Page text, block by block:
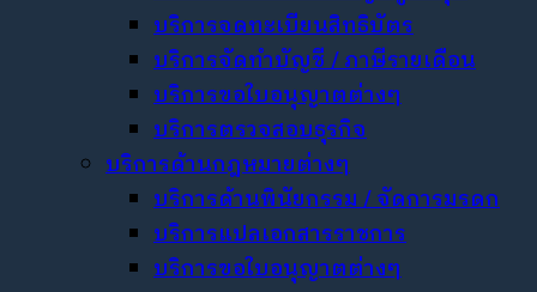
บริการจดทะเบียนสิทธิบัตร
บริการจัดทำบัญชี / ภาษีรายเดือน
บริการขอใบอนุญาตต่างๆ
บริการตรวจสอบธุรกิจ
บริการด้านกฎหมายต่างๆ
บริการด้านพินัยกรรม / จัดการมรดก
บริการแปลเอกสารราชการ
บริการขอใบอนุญาตต่างๆ